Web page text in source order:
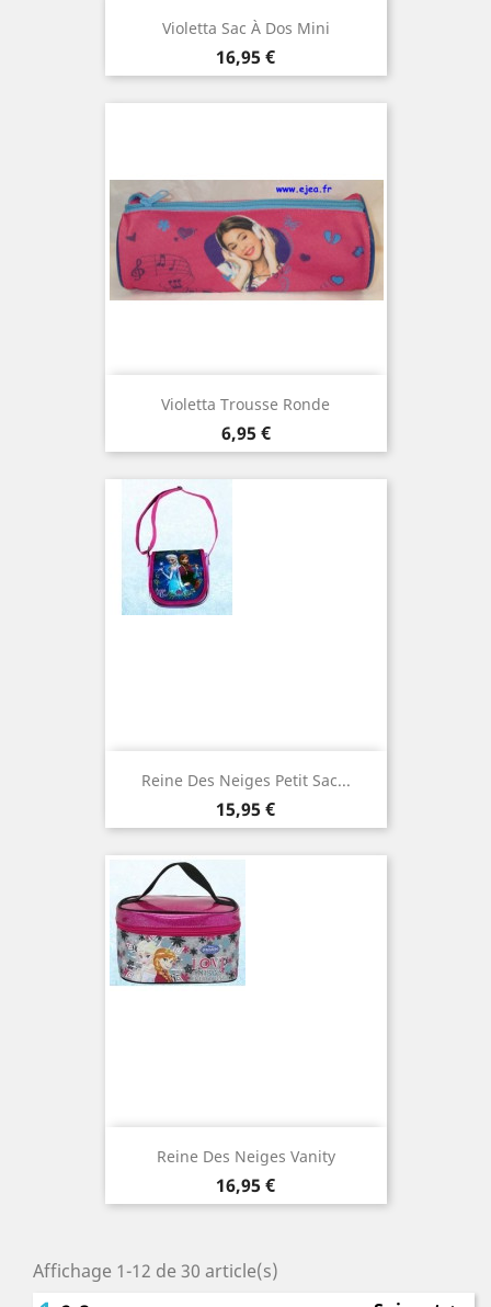
Violetta Sac À Dos Mini
Prix
16,95 €
Violetta Trousse Ronde
Prix
6,95 €
Reine Des Neiges Petit Sac...
Prix
15,95 €
Reine Des Neiges Vanity
Prix
16,95 €
Affichage 1-12 de 30 article(s)